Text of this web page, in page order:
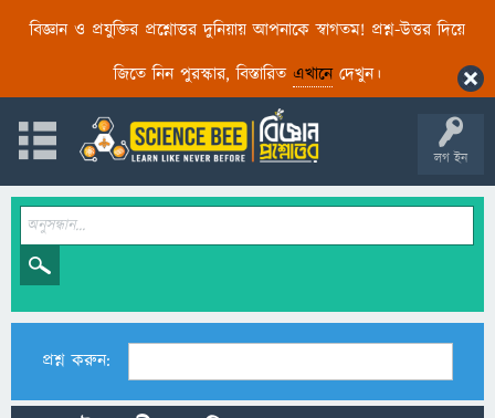
বিজ্ঞান ও প্রযুক্তির প্রশ্নোত্তর দুনিয়ায় আপনাকে স্বাগতম! প্রশ্ন-উত্তর দিয়ে
জিতে নিন পুরস্কার, বিস্তারিত এখানেদেখুন।
লগ ইন
প্রশ্ন করুন: